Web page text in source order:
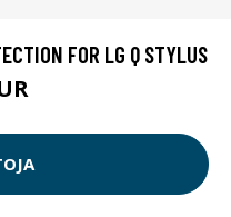
FOR LG Q STYLUS